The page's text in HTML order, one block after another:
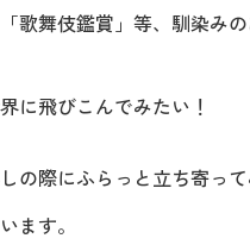
歌舞伎鑑賞」等、馴染み
に飛びこんでみたい！
の際にふらっと立ち寄っ
ます。